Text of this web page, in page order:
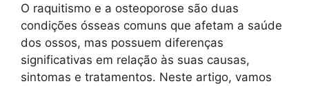
O raquitismo e a osteoporose são duas
condições ósseas comuns que afetam a saúde
dos ossos, mas possuem diferenças
significativas em relação às suas causas,
sintomas e tratamentos. Neste artigo, vamos